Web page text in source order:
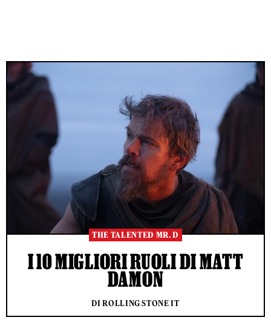
THE TALENTED MR. D
I 10 MIGLIORI RUOLI DI MATT
DAMON
DI ROLLING STONE IT